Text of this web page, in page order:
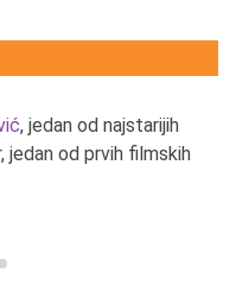
, jedan od najstarijih
jedan od prvih filmskih